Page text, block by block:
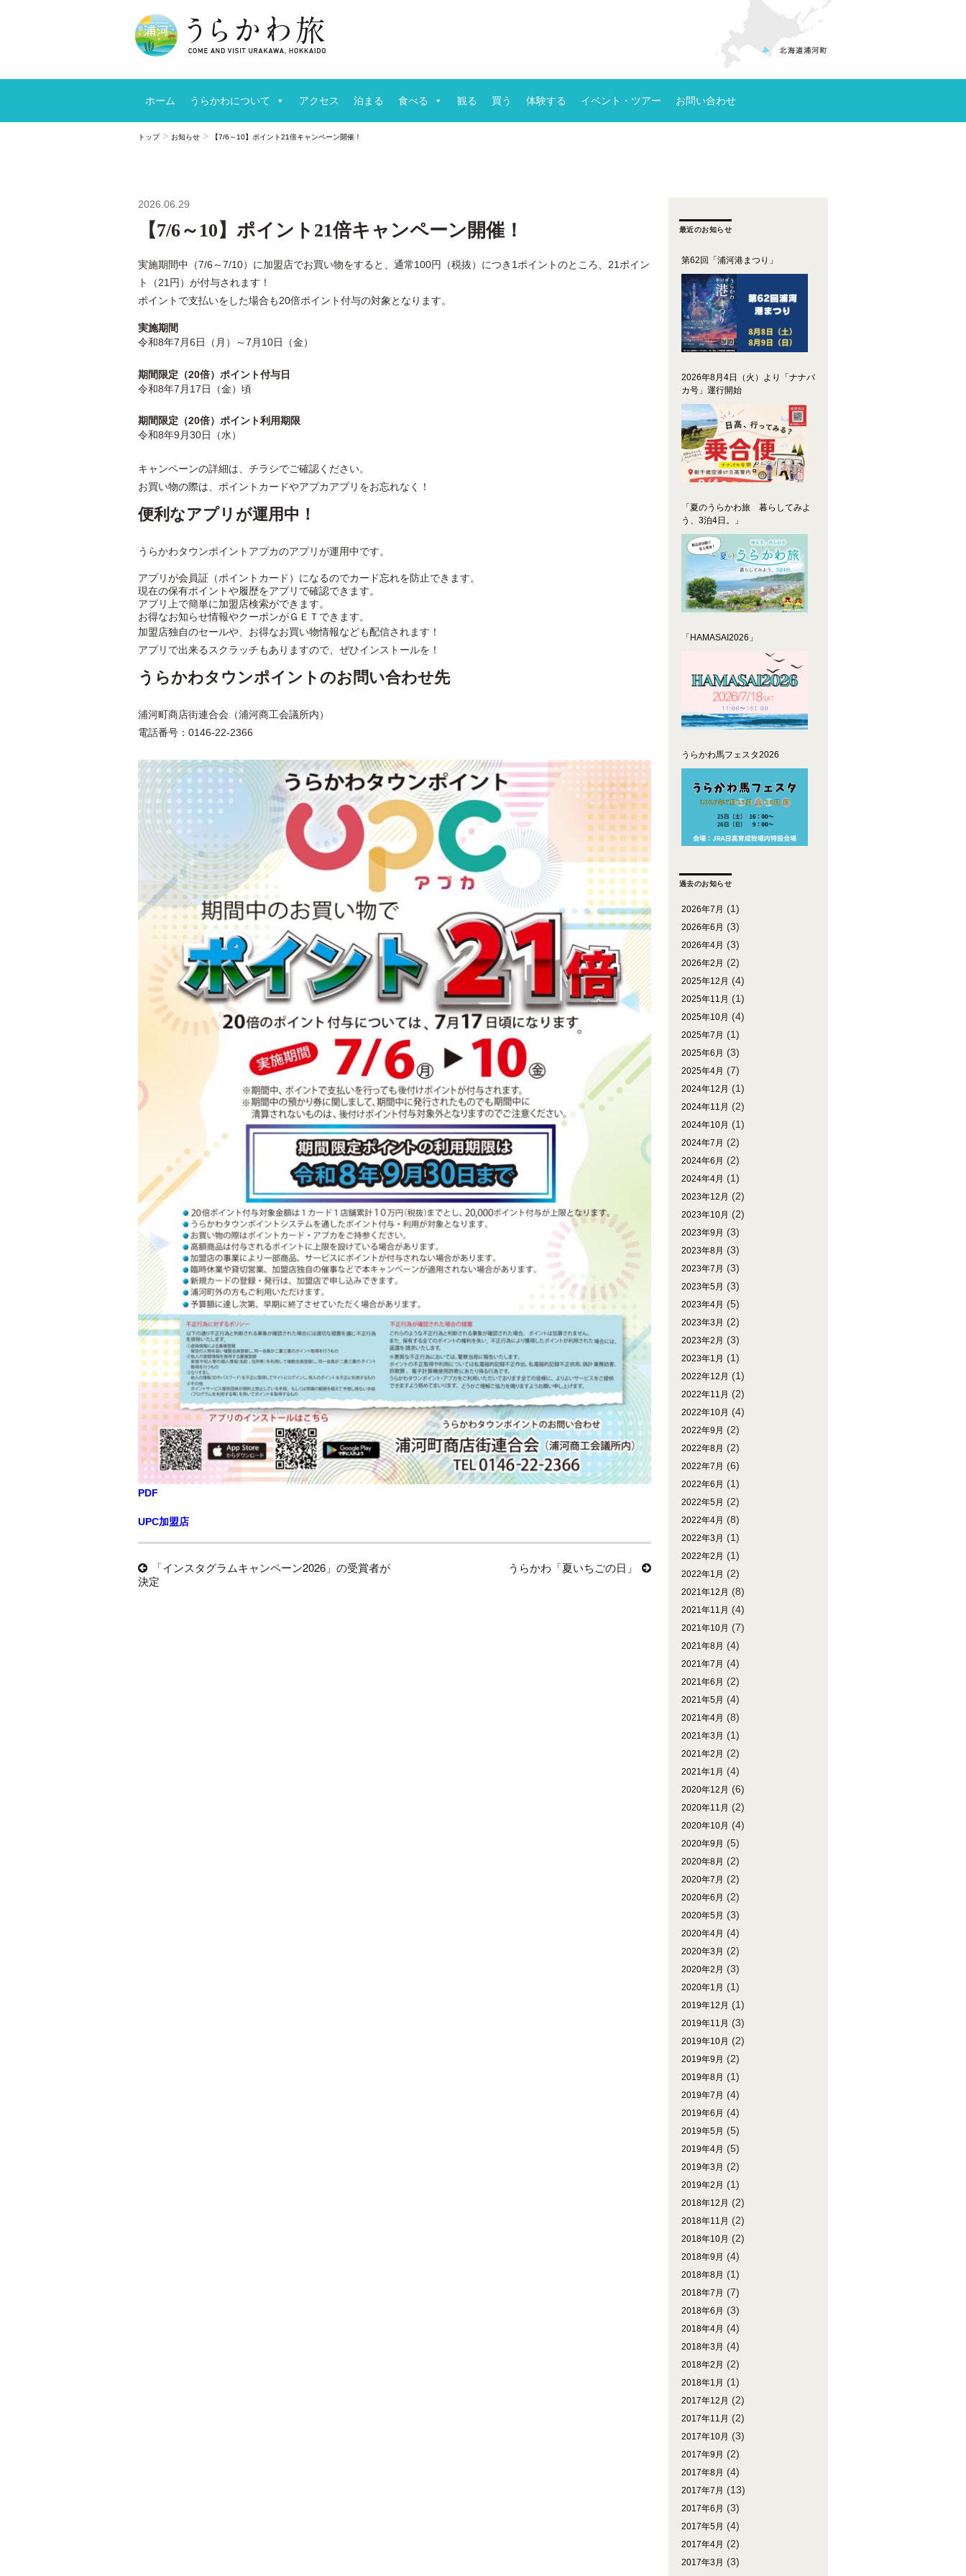
ホーム うらかわについて アクセス 泊まる 食べる 観る 買う 体験する イベント・ツアー お問い合わせ
トップ> お知らせ > 【7/6～10】ポイント21倍キャンペーン開催！
2026.06.29
【7/6～10】ポイント21倍キャンペーン開催！
実施期間中（7/6～7/10）に加盟店でお買い物をすると、通常100円（税抜）につき1ポイントのところ、21ポイン
ト（21円）が付与されます！
ポイントで支払いをした場合も20倍ポイント付与の対象となります。
実施期間
令和8年7月6日（月）～7月10日（金）
期間限定（20倍）ポイント付与日
令和8年7月17日（金）頃
期間限定（20倍）ポイント利用期限
令和8年9月30日（水）
キャンペーンの詳細は、チラシでご確認ください。
お買い物の際は、ポイントカードやアプカアプリをお忘れなく！
便利なアプリが運用中！
うらかわタウンポイントアプカのアプリが運用中です。
アプリが会員証（ポイントカード）になるのでカード忘れを防止できます。
現在の保有ポイントや履歴をアプリで確認できます。
アプリ上で簡単に加盟店検索ができます。
お得なお知らせ情報やクーポンがＧＥＴできます。
加盟店独自のセールや、お得なお買い物情報なども配信されます！
アプリで出来るスクラッチもありますので、ぜひインストールを！
うらかわタウンポイントのお問い合わせ先
浦河町商店街連合会（浦河商工会議所内）
電話番号：0146-22-2366
PDF
UPC加盟店
投
稿
過
去
「インスタグラムキャンペーン2026」の受賞者が
決定
うらかわ「夏いちごの日」
最近のお知らせ
第62回「浦河港まつり」
2026年8月4日（火）より「ナナパ
カ号」運行開始
「夏のうらかわ旅 暮らしてみよ
う、3泊4日。」
「HAMASAI2026」
うらかわ馬フェスタ2026
過去のお知らせ
2026年7月 (1)
2026年6月 (3)
2026年4月 (3)
2026年2月 (2)
2025年12月 (4)
2025年11月 (1)
2025年10月 (4)
2025年7月 (1)
2025年6月 (3)
2025年4月 (7)
2024年12月 (1)
2024年11月 (2)
2024年10月 (1)
2024年7月 (2)
2024年6月 (2)
2024年4月 (1)
2023年12月 (2)
2023年10月 (2)
2023年9月 (3)
2023年8月 (3)
2023年7月 (3)
2023年5月 (3)
2023年4月 (5)
2023年3月 (2)
2023年2月 (3)
2023年1月 (1)
2022年12月 (1)
2022年11月 (2)
2022年10月 (4)
2022年9月 (2)
2022年8月 (2)
2022年7月 (6)
2022年6月 (1)
2022年5月 (2)
2022年4月 (8)
2022年3月 (1)
2022年2月 (1)
2022年1月 (2)
2021年12月 (8)
2021年11月 (4)
2021年10月 (7)
2021年8月 (4)
2021年7月 (4)
2021年6月 (2)
2021年5月 (4)
2021年4月 (8)
2021年3月 (1)
2021年2月 (2)
2021年1月 (4)
2020年12月 (6)
2020年11月 (2)
2020年10月 (4)
2020年9月 (5)
2020年8月 (2)
2020年7月 (2)
2020年6月 (2)
2020年5月 (3)
2020年4月 (4)
2020年3月 (2)
2020年2月 (3)
2020年1月 (1)
2019年12月 (1)
2019年11月 (3)
2019年10月 (2)
2019年9月 (2)
2019年8月 (1)
2019年7月 (4)
2019年6月 (4)
2019年5月 (5)
2019年4月 (5)
2019年3月 (2)
2019年2月 (1)
2018年12月 (2)
2018年11月 (2)
2018年10月 (2)
2018年9月 (4)
2018年8月 (1)
2018年7月 (7)
2018年6月 (3)
2018年4月 (4)
2018年3月 (4)
2018年2月 (2)
2018年1月 (1)
2017年12月 (2)
2017年11月 (2)
2017年10月 (3)
2017年9月 (2)
2017年8月 (4)
2017年7月 (13)
2017年6月 (3)
2017年5月 (4)
2017年4月 (2)
2017年3月 (3)